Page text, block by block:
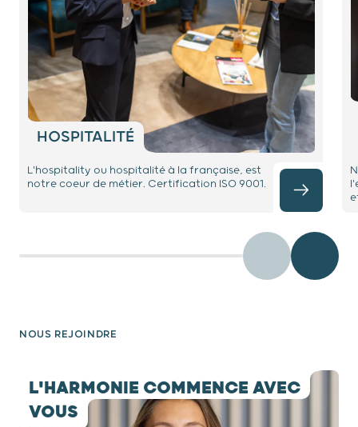
HOSPITALITÉ
L'hospitality ou hospitalité à la française, est
notre coeur de métier. Certification ISO 9001.
Précédent
NOUS REJOINDRE
L'HARMONIE COMMENCE AVEC
VOUS